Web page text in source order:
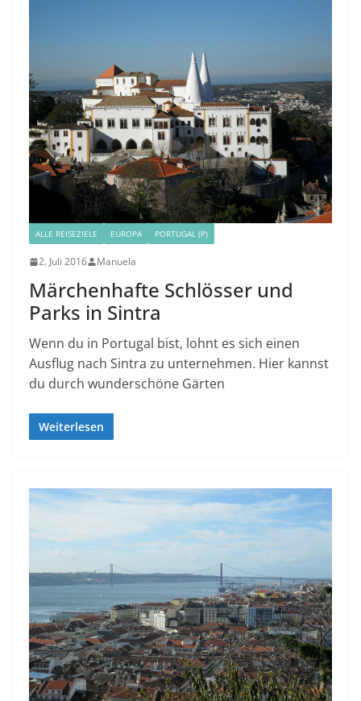
ALLE REISEZIELE EUROPA PORTUGAL (P)
2. Juli 2016 Manuela
Märchenhafte Schlösser und
Parks in Sintra
Wenn du in Portugal bist, lohnt es sich einen
Ausflug nach Sintra zu unternehmen. Hier kannst
du durch wunderschöne Gärten
Weiterlesen